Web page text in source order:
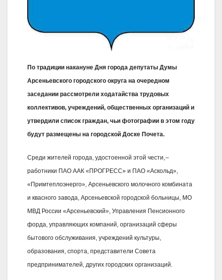
По традиции накануне Дня города депутаты Думы
Арсеньевского городского округа на очередном
заседании рассмотрели ходатайства трудовых
коллективов, учреждений, общественных организаций и
утвердили список граждан, чьи фотографии в этом году
будут размещены на городской Доске Почета.
Среди жителей города, удостоенной этой чести, –
работники ПАО ААК «ПРОГРЕСС» и ПАО «Аскольд»,
«Примтеплоэнерго», Арсеньевского молочного комбината
и квасного завода, Арсеньевской городской больницы, МО
МВД России «Арсеньевский», Управления Пенсионного
форда, управляющих компаний, организаций сферы
бытового обслуживания, учреждений культуры,
образования, спорта, представители Совета
предпринимателей, других городских организаций.